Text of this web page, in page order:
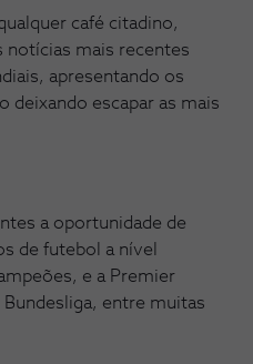
café citadino,
notícias mais recentes
apresentando os
deixando escapar as mais
a oportunidade de
de futebol a nível
e a Premier
Bundesliga, entre muitas